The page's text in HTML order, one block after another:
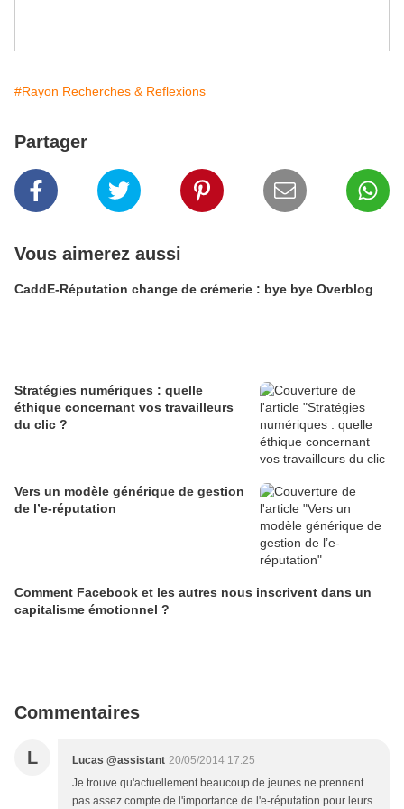
#Rayon Recherches & Reflexions
Partager
Vous aimerez aussi
CaddE-Réputation change de crémerie : bye bye Overblog
Stratégies numériques : quelle
éthique concernant vos travailleurs
du clic ?
Vers un modèle générique de gestion
de l’e-réputation
Comment Facebook et les autres nous inscrivent dans un
capitalisme émotionnel ?
Commentaires
L Lucas @assistant 20/05/2014 17:25
Je trouve qu'actuellement beaucoup de jeunes ne prennent
pas assez compte de l'importance de l'e-réputation pour leurs